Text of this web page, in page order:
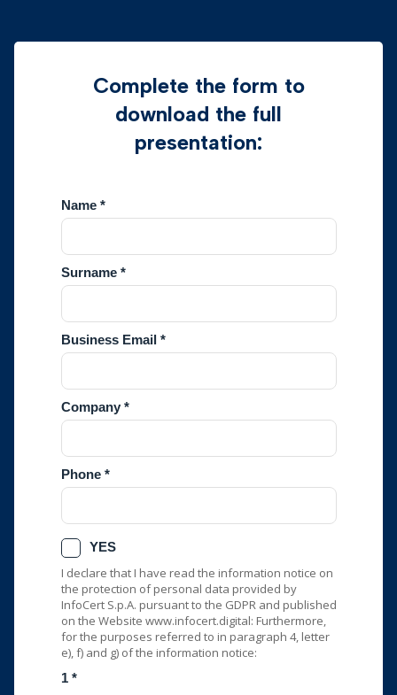
Complete the form to
download the full
presentation: